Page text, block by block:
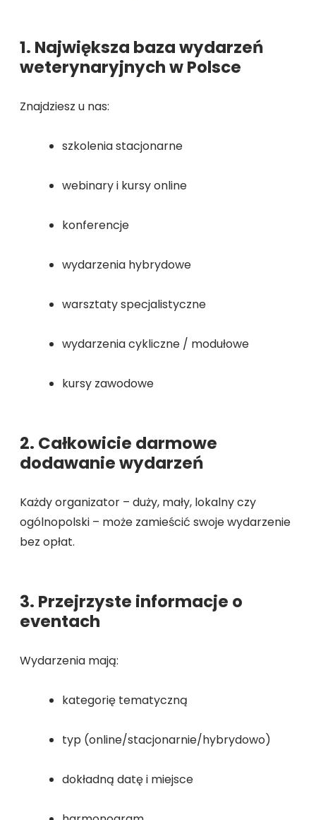
1. Największa baza wydarzeń
weterynaryjnych w Polsce
Znajdziesz u nas:
szkolenia stacjonarne
webinary i kursy online
konferencje
wydarzenia hybrydowe
warsztaty specjalistyczne
wydarzenia cykliczne / modułowe
kursy zawodowe
2. Całkowicie darmowe
dodawanie wydarzeń
Każdy organizator – duży, mały, lokalny czy
ogólnopolski – może zamieścić swoje wydarzenie
bez opłat.
3. Przejrzyste informacje o
eventach
Wydarzenia mają:
kategorię tematyczną
typ (online/stacjonarnie/hybrydowo)
dokładną datę i miejsce